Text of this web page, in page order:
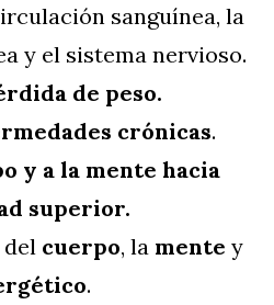
sanguínea, la
y el sistema nervioso.
de peso.
crónicas.
y a la mente hacia
superior.
cuerpo, la mente y
.